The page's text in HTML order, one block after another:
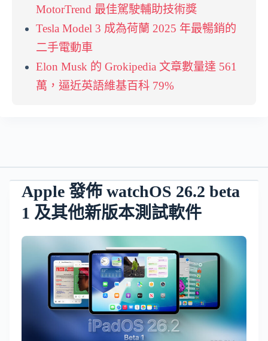
MotorTrend 最佳駕駛輔助技術獎
Tesla Model 3 成為荷蘭 2025 年最暢銷的
二手電動車
Elon Musk 的 Grokipedia 文章數量達 561
萬，逼近英語維基百科 79%
Apple 發佈 watchOS 26.2 beta
1 及其他新版本測試軟件